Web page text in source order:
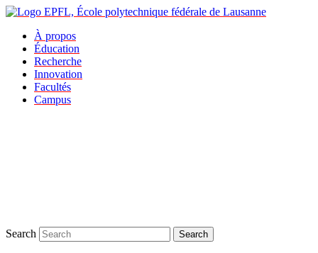
À propos
Éducation
Recherche
Innovation
Facultés
Campus
Search Search